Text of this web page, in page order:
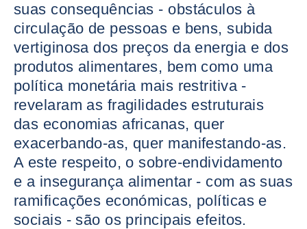
suas consequências - obstáculos à
circulação de pessoas e bens, subida
vertiginosa dos preços da energia e dos
produtos alimentares, bem como uma
política monetária mais restritiva -
revelaram as fragilidades estruturais
das economias africanas, quer
exacerbando-as, quer manifestando-as.
A este respeito, o sobre-endividamento
e a insegurança alimentar - com as suas
ramificações económicas, políticas e
sociais - são os principais efeitos.